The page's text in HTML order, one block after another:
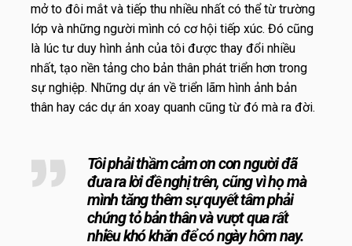
mở to đôi mắt và tiếp thu nhiều nhất có thể từ trường
lớp và những người mình có cơ hội tiếp xúc. Đó cũng
là lúc tư duy hình ảnh của tôi được thay đổi nhiều
nhất, tạo nền tảng cho bản thân phát triển hơn trong
sự nghiệp. Những dự án về triển lãm hình ảnh bản
thân hay các dự án xoay quanh cũng từ đó mà ra đời.
Tôi phải thầm cảm ơn con người đã
đưa ra lời đề nghị trên, cũng vì họ mà
mình tăng thêm sự quyết tâm phải
chứng tỏ bản thân và vượt qua rất
nhiều khó khăn để có ngày hôm nay.